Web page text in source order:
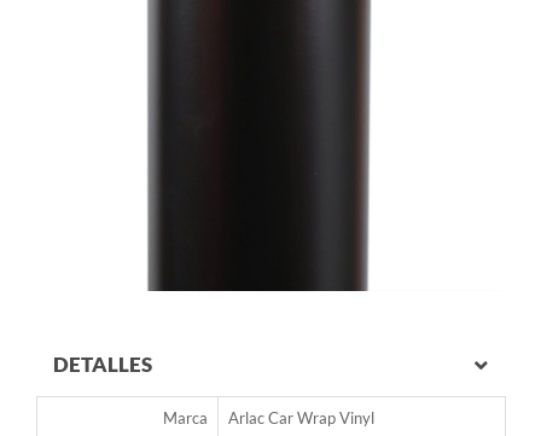
DETALLES
Marca Arlac Car Wrap Vinyl